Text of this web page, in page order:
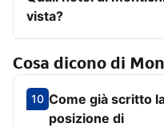
vista?
Cosa dicono di
Valutazione degli ospiti
10 Come già scritto
posizione di